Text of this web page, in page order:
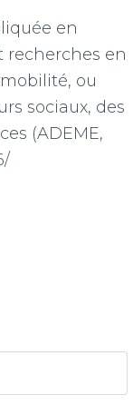
en
recherches en
ou
sociaux, des
(ADEME,